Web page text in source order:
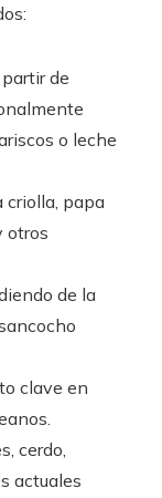
de
o leche
criolla, papa
otros
de la
clave en
cerdo,
actuales